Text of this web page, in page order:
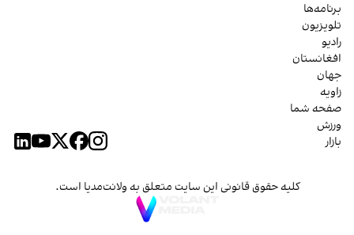
برنامه‌ها
تلویزیون
رادیو
افغانستان
جهان
زاویه
صفحه شما
ورزش
بازار
کلیه حقوق قانونی این سایت متعلق به ولانت‌مدیا است.